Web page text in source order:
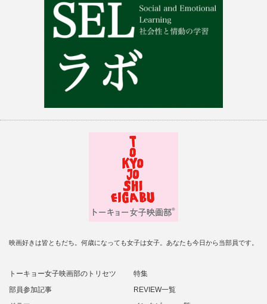
映画好きは皆ともだち。何歳になっても女子は女子。あなたも今日から当部員です。
トーキョー女子映画部のトリセツ
特集
部員参加記事
REVIEW一覧